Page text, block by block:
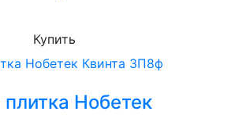
Купить
Нобетек